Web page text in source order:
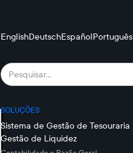
EnglishDeutschEspañolPortuguês
SOLUÇÕES
Sistema de Gestão de Tesouraria
Gestão de Liquidez